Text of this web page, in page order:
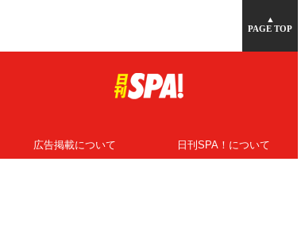
▲
PAGE TOP
広告掲載について 日刊SPA！について